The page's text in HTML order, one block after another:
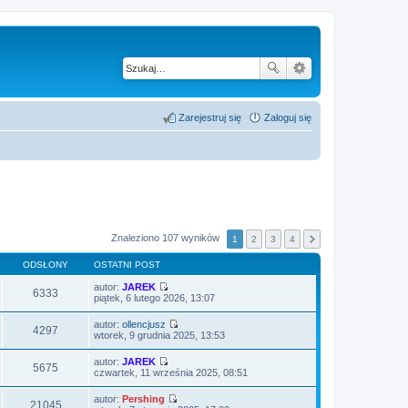
Zaloguj się
Zarejestruj się
Znaleziono 107 wyników 1 2 3 4
ODSŁONY OSTATNI POST
6333 autor: JAREK
W
ś
w
i
e
l
a
j
piątek, 6 lutego 2026, 13:07
4297 autor: ollencjusz
W
i
e
wtorek, 9 grudnia 2025, 13:53
5675 autor: JAREK
W
ś
w
czwartek, 11 września 2025, 08:51
21045 autor: Pershing